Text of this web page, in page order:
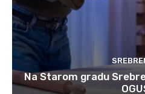
Na Starom gradu